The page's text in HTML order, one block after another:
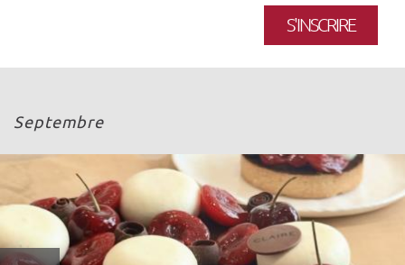
S'INSCRIRE
Septembre